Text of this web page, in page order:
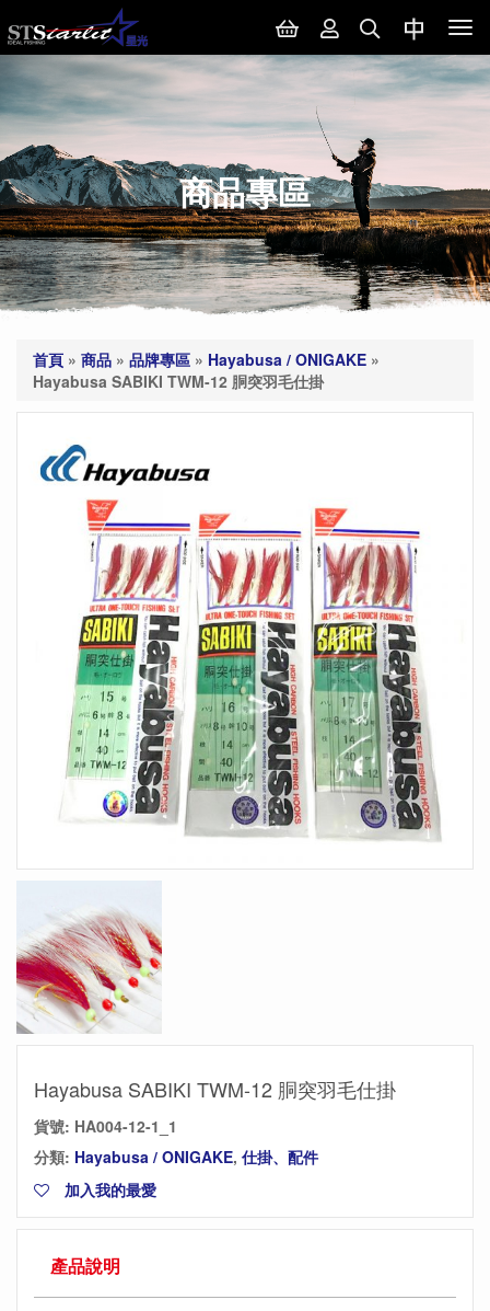
商品專區
首頁 » 商品 » 品牌專區 » Hayabusa / ONIGAKE »
Hayabusa SABIKI TWM-12 胴突羽毛仕掛
Hayabusa SABIKI TWM-12 胴突羽毛仕掛
貨號: HA004-12-1_1
分類: Hayabusa / ONIGAKE, 仕掛、配件
加入我的最愛
產品說明